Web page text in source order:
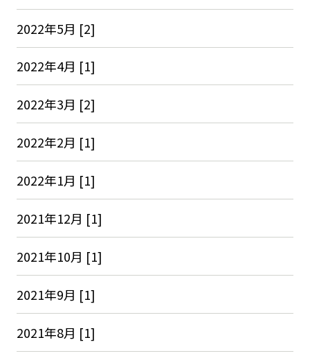
2022年5月 [2]
2022年4月 [1]
2022年3月 [2]
2022年2月 [1]
2022年1月 [1]
2021年12月 [1]
2021年10月 [1]
2021年9月 [1]
2021年8月 [1]